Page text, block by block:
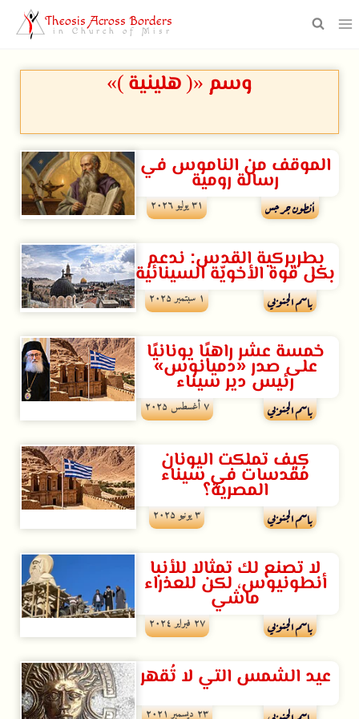
Theosis Across Borders
in Church of Misr
وسم «( هلينية )»
الموقف من الناموس في
رسالة رومية
أنطون جرجس ۳۱ يوليو ۲۰۲٦
بطريركية القدس: ندعم
بكل قوة الأخويّة السينائية
باسم الجنوبي ۱ سبتمبر ۲۰۲۵
خمسة عشر راهبًا يونانيًا
على صدر «دميانوس»
رئيس دير سيناء
باسم الجنوبي ۷ أغسطس ۲۰۲۵
كيف تملكت اليونان
مُقدسات في سيناء
المصرية؟
باسم الجنوبي ۳ يونيو ۲۰۲۵
ﻻ تصنع لك تمثالا للأنبا
أنطونيوس، لكن للعذراء
ماشي
باسم الجنوبي ۲۷ فبراير ۲۰۲٤
عيد الشمس التي لا تُقهر
۲۳ ديسمبر ۲۰۲۱